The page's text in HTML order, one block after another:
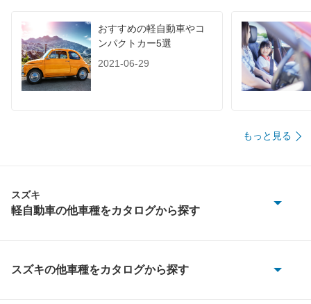
おすすめの軽自動車やコ
ンパクトカー5選
2021-06-29
もっと見る
スズキ
軽自動車の他車種をカタログから探す
MRワゴン
スズキの他車種をカタログから探す